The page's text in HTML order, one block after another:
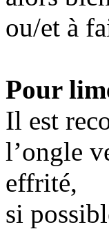
ou/et à
Pour
Il est
l’ongle
effrité,
si